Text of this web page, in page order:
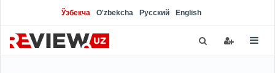
Ўзбекча O'zbekcha Русский English